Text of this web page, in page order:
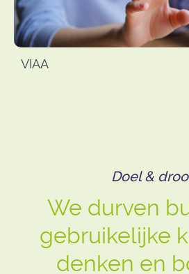
VIAA
Doel &
We durven
gebruikelijke
denken en